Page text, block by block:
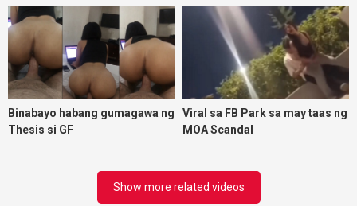
Binabayo habang gumagawa ng
Thesis si GF
Viral sa FB Park sa may taas ng
MOA Scandal
Show more related videos